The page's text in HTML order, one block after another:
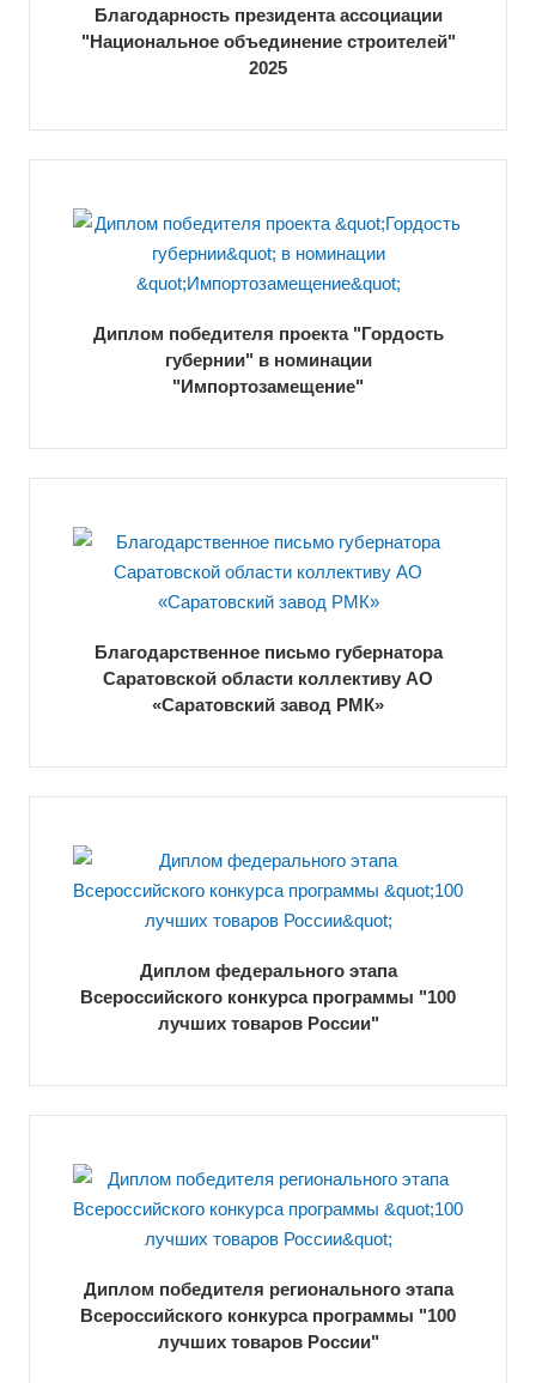
Благодарность президента ассоциации
"Национальное объединение строителей"
2025
Диплом победителя проекта "Гордость
губернии" в номинации
"Импортозамещение"
Благодарственное письмо губернатора
Саратовской области коллективу АО
«Саратовский завод РМК»
Диплом федерального этапа
Всероссийского конкурса программы "100
лучших товаров России"
Диплом победителя регионального этапа
Всероссийского конкурса программы "100
лучших товаров России"